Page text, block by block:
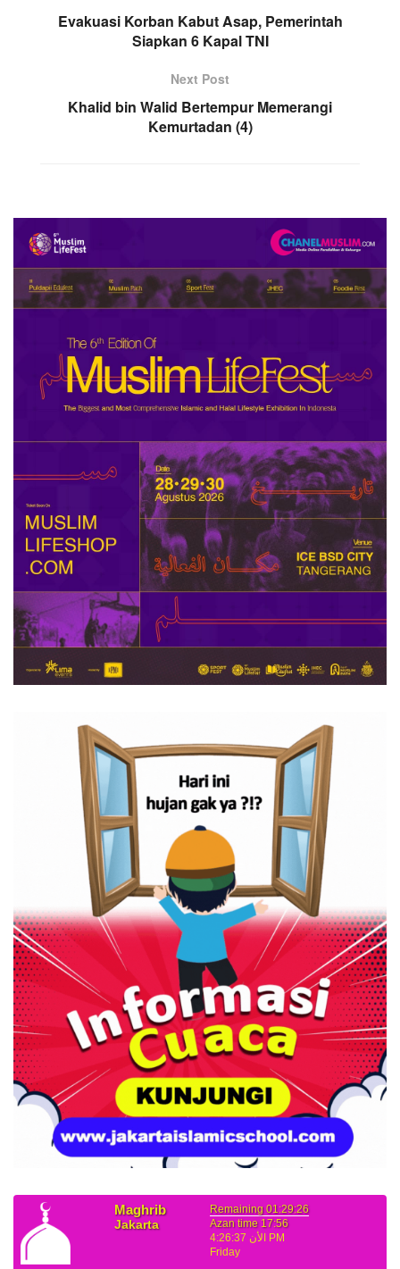
Evakuasi Korban Kabut Asap, Pemerintah
Siapkan 6 Kapal TNI
Next Post
Khalid bin Walid Bertempur Memerangi
Kemurtadan (4)